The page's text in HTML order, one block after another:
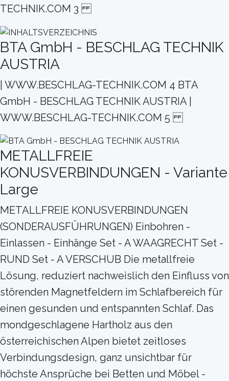
TECHNIK.COM 3
BTA GmbH - BESCHLAG TECHNIK
AUSTRIA
| WWW.BESCHLAG-TECHNIK.COM 4 BTA
GmbH - BESCHLAG TECHNIK AUSTRIA |
WWW.BESCHLAG-TECHNIK.COM 5
METALLFREIE
KONUSVERBINDUNGEN - Variante
Large
METALLFREIE KONUSVERBINDUNGEN
(SONDERAUSFÜHRUNGEN) Einbohren -
Einlassen - Einhänge Set - A WAAGRECHT Set -
RUND Set - A VERSCHUB Die metallfreie
Lösung, reduziert nachweislich den Einfluss von
störenden Magnetfeldern im Schlafbereich für
einen gesunden und entspannten Schlaf. Das
mondgeschlagene Hartholz aus den
österreichischen Alpen bietet zeitloses
Verbindungsdesign, ganz unsichtbar für
höchste Ansprüche bei Betten und Möbel -